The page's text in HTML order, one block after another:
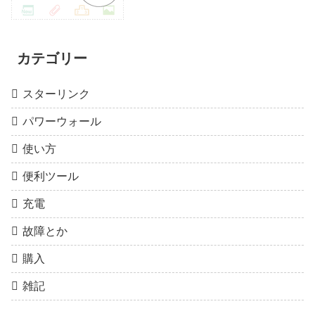
カテゴリー
スターリンク
パワーウォール
使い方
便利ツール
充電
故障とか
購入
雑記